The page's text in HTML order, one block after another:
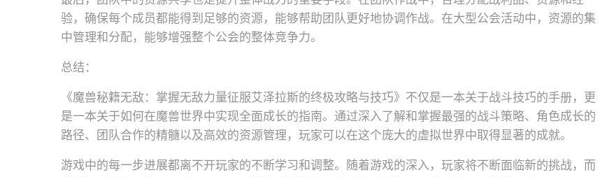
验，确保每个成员都能得到足够的资源，能够帮助团队更好地协调作战。在大型公会活动中，资源的集
中管理和分配，能够增强整个公会的整体竞争力。
总结：
《魔兽秘籍无敌：掌握无敌力量征服艾泽拉斯的终极攻略与技巧》不仅是一本关于战斗技巧的手册，更
是一本关于如何在魔兽世界中实现全面成长的指南。通过深入了解和掌握最强的战斗策略、角色成长的
路径、团队合作的精髓以及高效的资源管理，玩家可以在这个庞大的虚拟世界中取得显著的成就。
游戏中的每一步进展都离不开玩家的不断学习和调整。随着游戏的深入，玩家将不断面临新的挑战，而